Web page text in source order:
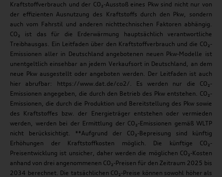
Kraftstoffverbrauch und der CO₂-Ausstoß eines Pkw sind nicht nur von
der effizienten Ausnutzung des Kraftstoffs durch den Pkw, sondern
auch vom Fahrstil und anderen nichttechnischen Faktoren abhängig.
CO₂ ist das für die Erderwärmung hauptsächlich verantwortliche
Treibhausgas. Ein Leitfaden über den Kraftstoffverbrauch und die CO₂-
Emissionen aller in Deutschland angebotenen neuen Pkw-Modelle ist
unentgeltlich einsehbar an jedem Verkaufsort in Deutschland, an dem
neue Pkw ausgestellt oder angeboten werden. Der Leitfaden ist auch
hier abrufbar: https://www.dat.de/co2/. Es werden nur die CO₂-
Emissionen angegeben, die durch den Betrieb des Pkw entstehen. CO₂-
Emissionen, die durch die Produktion und Bereitstellung des Pkw sowie
des Kraftstoffes bzw. der Energieträger entstehen oder vermieden
werden, werden bei der Ermittlung der CO₂-Emissionen gemäß WLTP
nicht berücksichtigt. **Aufgrund der CO₂-Bepreisung sind künftig
Erhöhungen der Kraftstoffkosten möglich. Die künftige CO₂-
Preisentwicklung ist unsicher, daher werden die möglichen CO₂-Kosten
anhand von drei angenommenen CO₂-Preisen für den Zeitraum 2025 bis
2034 berechnet. Die tatsächlichen CO₂-Preise können sowohl höher als